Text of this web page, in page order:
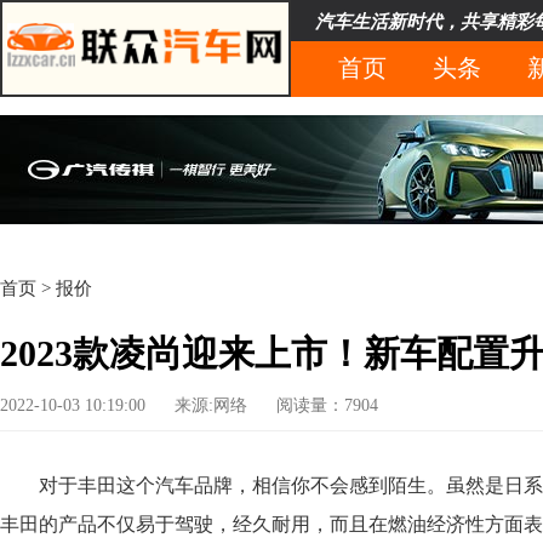
汽车生活新时代，共享精彩
首页 头条
首页 > 报价
2023款凌尚迎来上市！新车配置
2022-10-03 10:19:00 来源:网络 阅读量：7904
对于丰田这个汽车品牌，相信你不会感到陌生。虽然是日
丰田的产品不仅易于驾驶，经久耐用，而且在燃油经济性方面